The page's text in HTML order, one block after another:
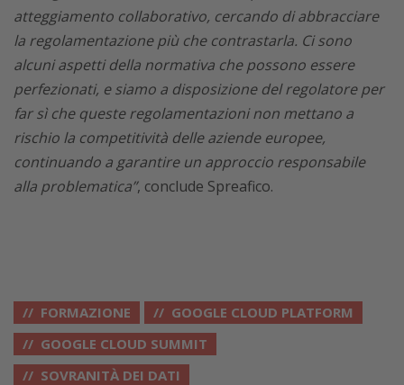
atteggiamento collaborativo, cercando di abbracciare
la regolamentazione più che contrastarla. Ci sono
alcuni aspetti della normativa che possono essere
perfezionati, e siamo a disposizione del regolatore per
far sì che queste regolamentazioni non mettano a
rischio la competitività delle aziende europee,
continuando a garantire un approccio responsabile
alla problematica”, conclude Spreafico.
FORMAZIONE
GOOGLE CLOUD PLATFORM
GOOGLE CLOUD SUMMIT
SOVRANITÀ DEI DATI